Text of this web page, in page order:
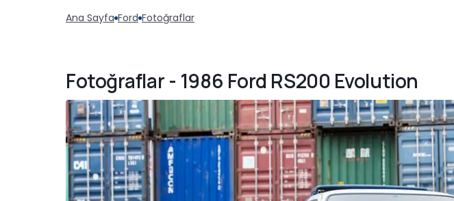
Ana Sayfa Ford Fotoğraflar
Fotoğraflar - 1986 Ford RS200 Evolution